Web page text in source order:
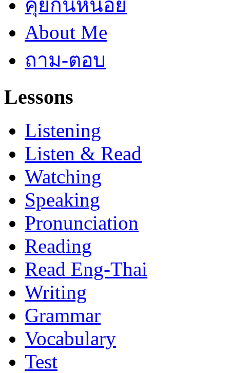
คุยกันหน่อย
About Me
ถาม-ตอบ
Lessons
Listening
Listen & Read
Watching
Speaking
Pronunciation
Reading
Read Eng-Thai
Writing
Grammar
Vocabulary
Test